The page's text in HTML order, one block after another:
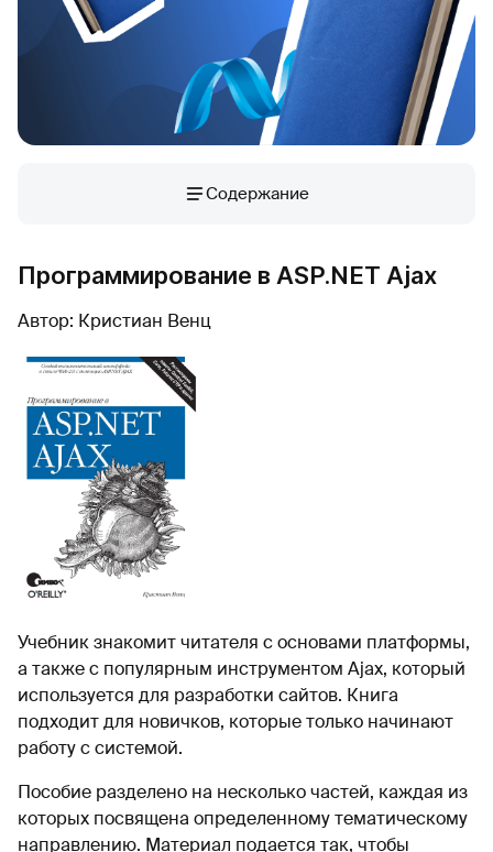
Содержание
Программирование в ASP.NET Ajax
Автор: Кристиан Венц
Учебник знакомит читателя с основами платформы,
а также с популярным инструментом Ajax, который
используется для разработки сайтов. Книга
подходит для новичков, которые только начинают
работу с системой.
Пособие разделено на несколько частей, каждая из
которых посвящена определенному тематическому
направлению. Материал подается так, чтобы